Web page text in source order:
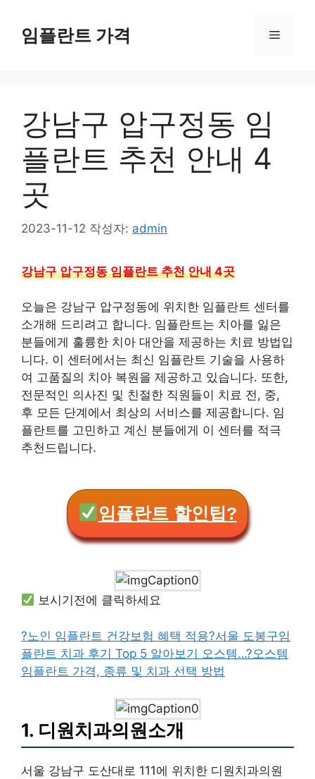
임플란트 가격 메
강남구 압구정동 임
플란트 추천 안내 4
곳
2023-11-12 작성자: admin
강남구 압구정동 임플란트 추천 안내 4곳
오늘은 강남구 압구정동에 위치한 임플란트 센터를
소개해 드리려고 합니다. 임플란트는 치아를 잃은
분들에게 훌륭한 치아 대안을 제공하는 치료 방법입
니다. 이 센터에서는 최신 임플란트 기술을 사용하
여 고품질의 치아 복원을 제공하고 있습니다. 또한,
전문적인 의사진 및 친절한 직원들이 치료 전, 중,
후 모든 단계에서 최상의 서비스를 제공합니다. 임
플란트를 고민하고 계신 분들에게 이 센터를 적극
추천드립니다.
임플란트 할인팁?
보시기전에 클릭하세요
?노인 임플란트 건강보험 혜택 적용?서울 도봉구임
플란트 치과 후기 Top 5 알아보기 오스템…?오스템
임플란트 가격, 종류 및 치과 선택 방법
1. 디원치과의원소개
서울 강남구 도산대로 111에 위치한 디원치과의원